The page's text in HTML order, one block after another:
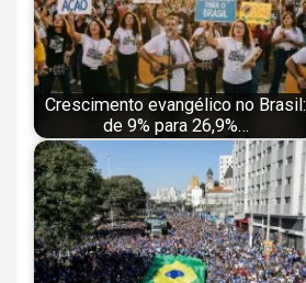
Crescimento evangélico no Brasil:
de 9% para 26,9%…